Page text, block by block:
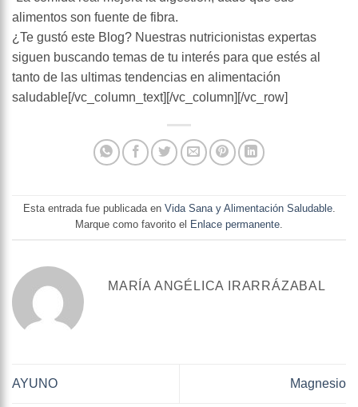
alimentos son fuente de fibra.
¿Te gustó este Blog? Nuestras nutricionistas expertas
siguen buscando temas de tu interés para que estés al
tanto de las ultimas tendencias en alimentación
saludable[/vc_column_text][/vc_column][/vc_row]
Esta entrada fue publicada en Vida Sana y Alimentación Saludable.
Marque como favorito el Enlace permanente.
MARÍA ANGÉLICA IRARRÁZABAL
AYUNO Magnesio